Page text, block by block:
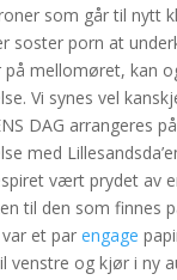
som går til nytt
soster porn at
mellomøret, kan
Vi synes vel
DAG arrangeres
med
vært prydet av
til den som finnes
et par engage
venstre og kjør i ny